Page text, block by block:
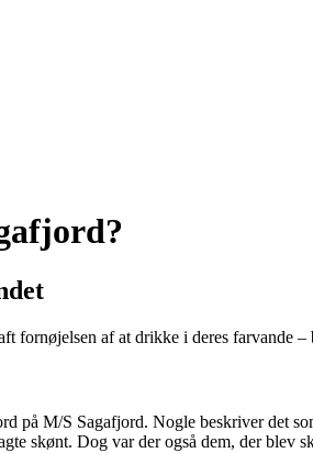
fornøjelsen af at drikke i deres farvande
på M/S Sagafjord. Nogle beskriver det
skønt. Dog var der også dem, der